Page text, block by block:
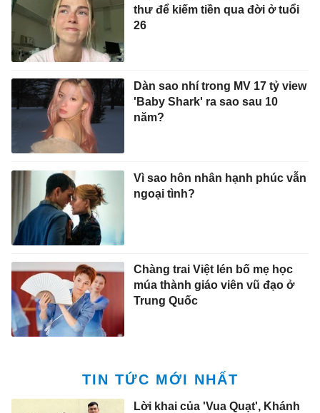
thư để kiếm tiền qua đời ở tuổi
26
Dàn sao nhí trong MV 17 tỷ view
'Baby Shark' ra sao sau 10
năm?
Vì sao hôn nhân hạnh phúc vẫn
ngoại tình?
Chàng trai Việt lén bố mẹ học
múa thành giáo viên vũ đạo ở
Trung Quốc
TIN TỨC MỚI NHẤT
Lời khai của 'Vua Quạt', Khánh